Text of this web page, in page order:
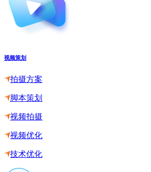
视频策划
拍摄方案
脚本策划
视频拍摄
视频优化
技术优化